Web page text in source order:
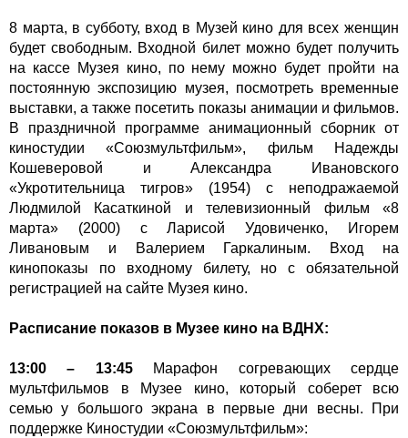
8 марта, в субботу, вход в Музей кино для всех женщин
будет свободным. Входной билет можно будет получить
на кассе Музея кино, по нему можно будет пройти на
постоянную экспозицию музея, посмотреть временные
выставки, а также посетить показы анимации и фильмов.
В праздничной программе анимационный сборник от
киностудии «Союзмультфильм», фильм Надежды
Кошеверовой и Александра Ивановского
«Укротительница тигров» (1954) с неподражаемой
Людмилой Касаткиной и телевизионный фильм «8
марта» (2000) с Ларисой Удовиченко, Игорем
Ливановым и Валерием Гаркалиным. Вход на
кинопоказы по входному билету, но с обязательной
регистрацией на сайте Музея кино.
Расписание показов в Музее кино на ВДНХ:
13:00 – 13:45Марафон согревающих сердце
мультфильмов в Музее кино, который соберет всю
семью у большого экрана в первые дни весны. При
поддержке Киностудии «Союзмультфильм»: